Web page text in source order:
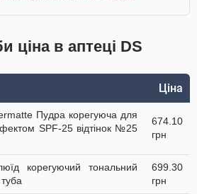
ціна в аптеці DS
Ціна
Пудра корегуюча для
SPF-25 відтінок №25
674.10
грн
корегуючий тональний
699.30
грн